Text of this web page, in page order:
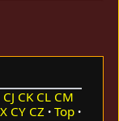
CJ CK CL CM
CY CZ
Top